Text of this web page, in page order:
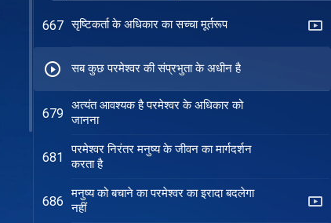
667 सृष्टिकर्ता के अधिकार का सच्चा मूर्तरूप
सब कुछ परमेश्वर की संप्रभुता के अधीन है
679
अत्यंत आवश्यक है परमेश्वर के अधिकार को
जानना
681
परमेश्वर निरंतर मनुष्य के जीवन का मार्गदर्शन
करता है
686
मनुष्य को बचाने का परमेश्वर का इरादा बदलेगा
नहीं